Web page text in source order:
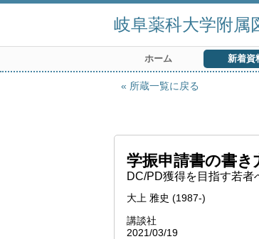
岐阜薬科大学附属
ホーム 新着資
所蔵一覧に戻る
学振申請書の書き
DC/PD獲得を目指す若者
大上 雅史 (1987-)
講談社
2021/03/19